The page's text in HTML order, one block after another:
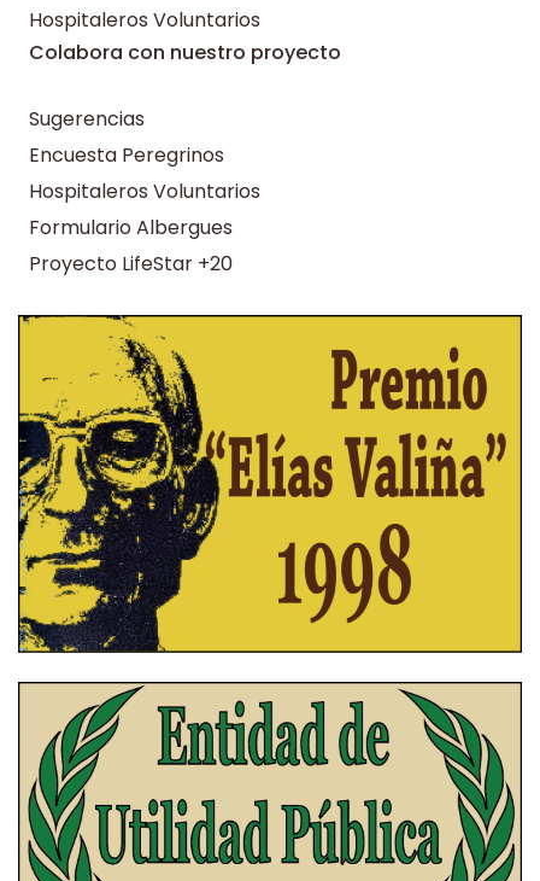
Hospitaleros Voluntarios
Colabora con nuestro proyecto
Sugerencias
Encuesta Peregrinos
Hospitaleros Voluntarios
Formulario Albergues
Proyecto LifeStar +20